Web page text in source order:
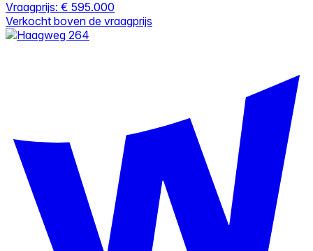
Vraagprijs: € 595.000
Verkocht boven de vraagprijs